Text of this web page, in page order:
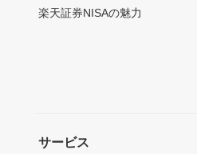
楽天証券NISAの魅力
サービス